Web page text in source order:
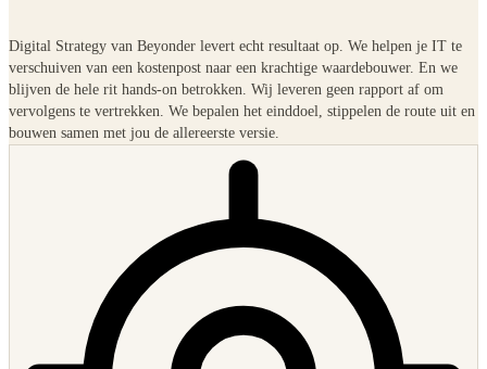
Digital Strategy van Beyonder levert echt resultaat op. We helpen je IT te
verschuiven van een kostenpost naar een krachtige waardebouwer. En we
blijven de hele rit hands-on betrokken. Wij leveren geen rapport af om
vervolgens te vertrekken. We bepalen het einddoel, stippelen de route uit en
bouwen samen met jou de allereerste versie.